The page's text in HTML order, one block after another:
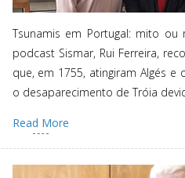
Tsunamis em Portugal: mito
podcast Sismar, Rui Ferreira,
que, em 1755, atingiram Algés
o desaparecimento de Tróia
Read More